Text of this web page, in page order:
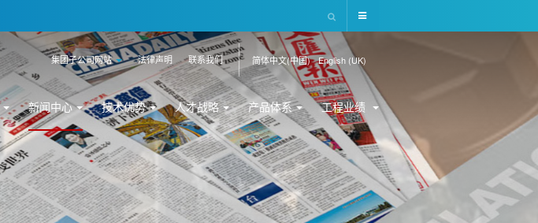
English (UK)
简体中文(中国)
联系我们
法律声明
集团子公司网站
新闻中心 技术优势 人才战略 产品体系 工程业绩